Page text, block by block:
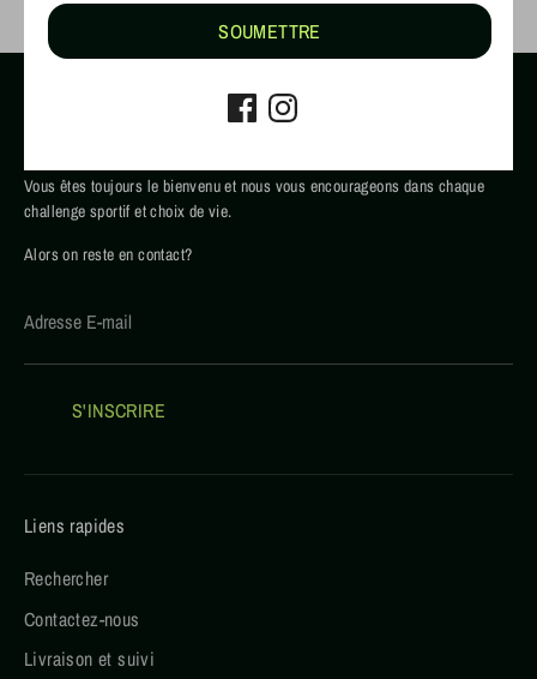
SOUMETTRE
Vous êtes toujours le bienvenu et nous vous encourageons dans chaque
challenge sportif et choix de vie.
Alors on reste en contact?
Adresse E-mail
S'INSCRIRE
Liens rapides
Rechercher
Contactez-nous
Livraison et suivi